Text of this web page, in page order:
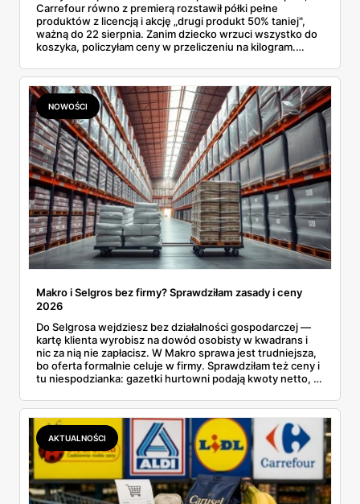
Carrefour równo z premierą rozstawił półki pełne
produktów z licencją i akcję „drugi produkt 50% taniej",
ważną do 22 sierpnia. Zanim dziecko wrzuci wszystko do
koszyka, policzyłam ceny w przeliczeniu na kilogram.
prawie 140 zł za kilogram, ale lody do mrożenia i rurki
waflowe bronią się nawet bez rabatu.
NOWOŚCI
Makro i Selgros bez firmy? Sprawdziłam zasady i ceny
2026
Do Selgrosa wejdziesz bez działalności gospodarczej —
kartę klienta wyrobisz na dowód osobisty w kwadrans i
nic za nią nie zapłacisz. W Makro sprawa jest trudniejsza,
bo oferta formalnie celuje w firmy. Sprawdziłam też ceny i
tu niespodzianka: gazetki hurtowni podają kwoty netto, a
zawsze wygrywa — ta sama kawa ziarnista kosztuje w
Makro ponad dwa razy więcej niż w weekendowej
promocji dyskontu.
AKTUALNOŚCI